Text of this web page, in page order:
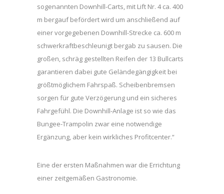
sogenannten Downhill-Carts, mit Lift Nr. 4 ca. 400
m bergauf befördert wird um anschließend auf
einer vorgegebenen Downhill-Strecke ca. 600 m
schwerkraftbeschleunigt bergab zu sausen. Die
großen, schräg gestellten Reifen der 13 Bullcarts
garantieren dabei gute Geländegängigkeit bei
größtmöglichem Fahrspaß. Scheibenbremsen
sorgen für gute Verzögerung und ein sicheres
Fahrgefühl. Die Downhill-Anlage ist so wie das
Bungee-Trampolin zwar eine notwendige
Ergänzung, aber kein wirkliches Profitcenter.“
Eine der ersten Maßnahmen war die Errichtung
einer zeitgemäßen Gastronomie.